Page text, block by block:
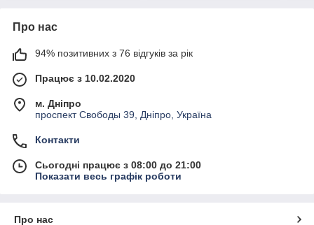
Про нас
94% позитивних з 76 відгуків за рік
Працює з 10.02.2020
м. Дніпро
проспект Свободы 39, Дніпро, Україна
Контакти
Сьогодні працює з 08:00 до 21:00
Показати весь графік роботи
Про нас